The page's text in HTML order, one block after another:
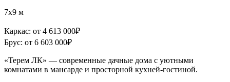
7x9 м
Каркас: от 4 613 000₽
Брус: от 6 603 000₽
«Терем ЛК» — современные дачные дома с уютными
комнатами в мансарде и просторной кухней-гостиной.